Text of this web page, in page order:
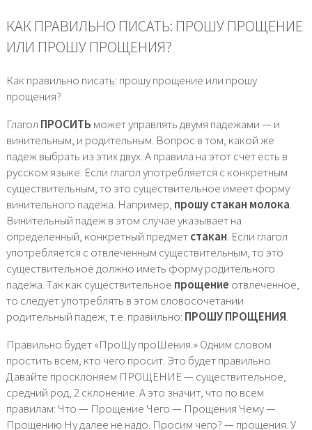
КАК ПРАВИЛЬНО ПИСАТЬ: ПРОШУ ПРОЩЕНИЕ
ИЛИ ПРОШУ ПРОЩЕНИЯ?
Как правильно писать: прошу прощение или прошу
прощения?
Глагол ПРОСИТЬ может управлять двумя падежами — и
винительным, и родительным. Вопрос в том, какой же
падеж выбрать из этих двух. А правила на этот счет есть в
русском языке. Если глагол употребляется с конкретным
существительным, то это существительное имеет форму
винительного падежа. Например, прошу стакан молока.
Винительный падеж в этом случае указывает на
определенный, конкретный предметстакан. Если глагол
употребляется с отвлеченным существительным, то это
существительное должно иметь форму родительного
падежа. Так как существительное прощение отвлеченное,
то следует употреблять в этом словосочетании
родительный падеж, т.е. правильно: ПРОШУ ПРОЩЕНИЯ.
Правильно будет «ПроЩу проШения.» Одним словом
простить всем, кто чего просит. Это будет правильно.
Давайте просклоняем ПРОЩЕНИЕ — существительное,
средний род, 2 склонение. А это значит, что по всем
правилам: Что — Прощение Чего — Прощения Чему —
Прощению Ну далее не надо. Просим чего? — прощения. У